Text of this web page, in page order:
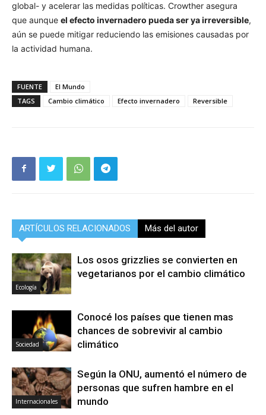
global- y acelerar las medidas políticas. Crowther asegura
que aunque el efecto invernadero pueda ser ya irreversible,
aún se puede mitigar reduciendo las emisiones causadas por
la actividad humana.
FUENTE
El Mundo
TAGS
Cambio climático Efecto invernadero Reversible
ARTÍCULOS RELACIONADOS Más del autor
Ecología
Los osos grizzlies se convierten en
vegetarianos por el cambio climático
Sociedad
Conocé los países que tienen mas
chances de sobrevivir al cambio
climático
Internacionales
Según la ONU, aumentó el número de
personas que sufren hambre en el
mundo